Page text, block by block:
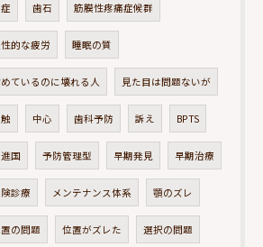
歯石 筋膜性疼痛症候群
的な疲労 睡眠の質
ているのに壊れる人 見た目は問題ないが
中心 歯科予防 訴え BPTS
国 予防管理型 早期発見 早期治療
診療 メンテナンス体系 顎のズレ
の問題 位置がズレた 選択の問題